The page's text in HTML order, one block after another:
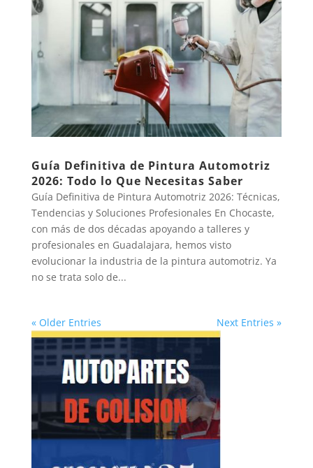
Guía Definitiva de Pintura Automotriz
2026: Todo lo Que Necesitas Saber
Guía Definitiva de Pintura Automotriz 2026: Técnicas,
Tendencias y Soluciones Profesionales En Chocaste,
con más de dos décadas apoyando a talleres y
profesionales en Guadalajara, hemos visto
evolucionar la industria de la pintura automotriz. Ya
no se trata solo de...
« Older Entries Next Entries »